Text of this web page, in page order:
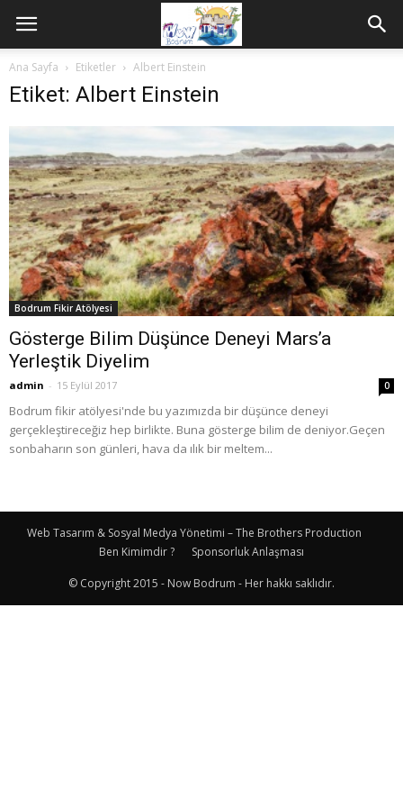
Ana Sayfa Etiketler Albert Einstein
Etiket: Albert Einstein
Bodrum Fikir Atölyesi
Gösterge Bilim Düşünce Deneyi Mars’a
Yerleştik Diyelim
admin - 15 Eylül 2017 0
Bodrum fikir atölyesi'nde bu yazımızda bir düşünce deneyi
gerçekleştireceğiz hep birlikte. Buna gösterge bilim de deniyor.Geçen
sonbaharın son günleri, hava da ılık bir meltem...
Web Tasarım & Sosyal Medya Yönetimi – The Brothers Production
Ben Kimimdir ?
Sponsorluk Anlaşması
© Copyright 2015 - Now Bodrum - Her hakkı saklıdır.